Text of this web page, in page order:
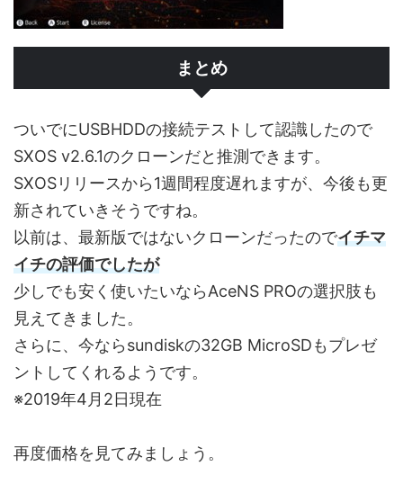
まとめ
ついでにUSBHDDの接続テストして認識したので
SXOS v2.6.1のクローンだと推測できます。
SXOSリリースから1週間程度遅れますが、今後も更
新されていきそうですね。
以前は、最新版ではないクローンだったのでイチマ
イチの評価でしたが
少しでも安く使いたいならAceNS PROの選択肢も
見えてきました。
さらに、今ならsundiskの32GB MicroSDもプレゼ
ントしてくれるようです。
※2019年4月2日現在
再度価格を見てみましょう。